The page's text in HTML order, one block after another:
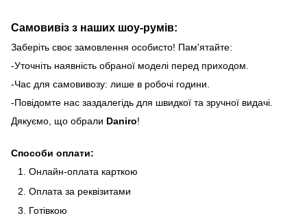
Самовивіз з наших шоу-румів:
Заберіть своє замовлення особисто! Пам'ятайте:
-Уточніть наявність обраної моделі перед приходом.
-Час для самовивозу: лише в робочі години.
-Повідомте нас заздалегідь для швидкої та зручної видачі.
Дякуємо, що обрали Daniro!
Способи оплати:
Онлайн-оплата карткою
Оплата за реквізитами
Готівкою